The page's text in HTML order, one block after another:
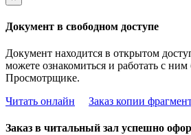
Документ в свободном доступе
Документ находится в открытом
можете ознакомиться и работать с
Просмотрщике.
Читать онлайн
Заказ копии
Заказ в читальный зал успешно